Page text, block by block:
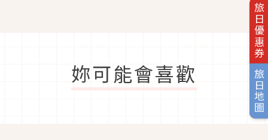
旅日優惠券
旅日地圖
妳可能會喜歡